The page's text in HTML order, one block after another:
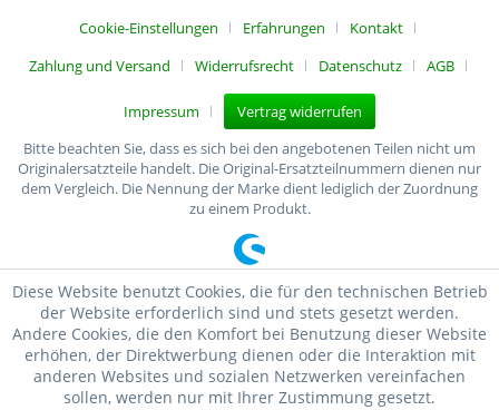
Cookie-Einstellungen Erfahrungen
Kontakt
Zahlung und Versand
Widerrufsrecht Datenschutz AGB
Impressum
Vertrag widerrufen
Bitte beachten Sie, dass es sich bei den angebotenen Teilen nicht um
Originalersatzteile handelt. Die Original-Ersatzteilnummern dienen nur
dem Vergleich. Die Nennung der Marke dient lediglich der Zuordnung
zu einem Produkt.
Diese Website benutzt Cookies, die für den technischen Betrieb
der Website erforderlich sind und stets gesetzt werden.
Andere Cookies, die den Komfort bei Benutzung dieser Website
erhöhen, der Direktwerbung dienen oder die Interaktion mit
anderen Websites und sozialen Netzwerken vereinfachen
sollen, werden nur mit Ihrer Zustimmung gesetzt.